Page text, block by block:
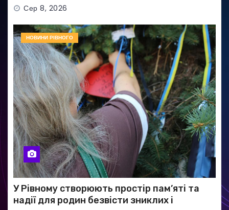
Сер 8, 2026
НОВИНИ РІВНОГО
У Рівному створюють простір пам’яті та
надії для родин безвісти зниклих і